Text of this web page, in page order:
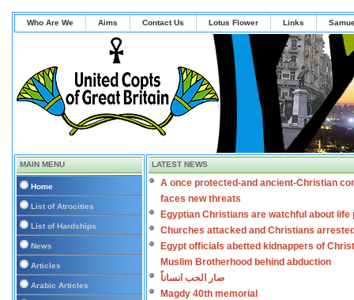
Who Are We Aims Contact Us Lotus Flower Links
MAIN MENU
Home
List of Atrocities
List of Hardships
News
Articles
Arabic Articles
LATEST NEWS
A once protected-and ancient-Christian
faces new threats
Egyptian Christians are watchful about life
Churches attacked and Christians
Egypt officials abetted kidnappers of
Muslim Brotherhood behind abduction
صار الحب انساناً
Magdy 40th memorial